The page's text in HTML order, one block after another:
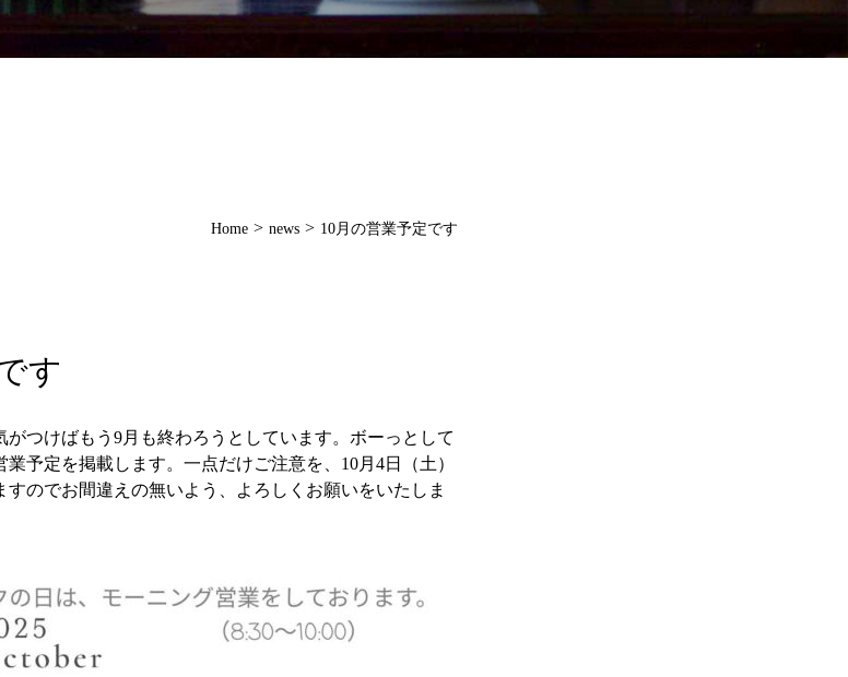
Home > news > 10月の営業予定です
す
がつけばもう9月も終わろうとしています。ボーっとして
予定を掲載します。一点だけご注意を、10月4日（土）
のでお間違えの無いよう、よろしくお願いをいたしま